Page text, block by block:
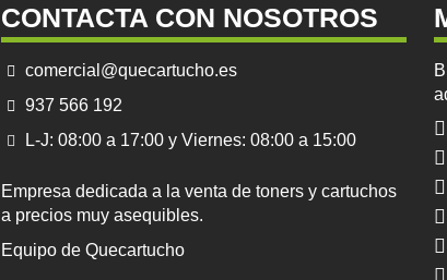
CONTACTA CON NOSOTROS
comercial@quecartucho.es
937 566 192
L-J: 08:00 a 17:00 y Viernes: 08:00 a 15:00
Empresa dedicada a la venta de toners y cartuchos
a precios muy asequibles.
Equipo de Quecartucho